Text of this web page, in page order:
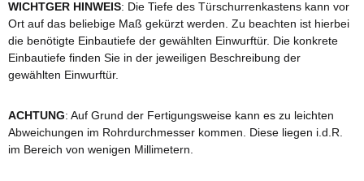
WICHTGER HINWEIS: Die Tiefe des Türschurrenkastens kann vor
Ort auf das beliebige Maß gekürzt werden. Zu beachten ist hierbei
die benötigte Einbautiefe der gewählten Einwurftür. Die konkrete
Einbautiefe finden Sie in der jeweiligen Beschreibung der
gewählten Einwurftür.
ACHTUNG: Auf Grund der Fertigungsweise kann es zu leichten
Abweichungen im Rohrdurchmesser kommen. Diese liegen i.d.R.
im Bereich von wenigen Millimetern.